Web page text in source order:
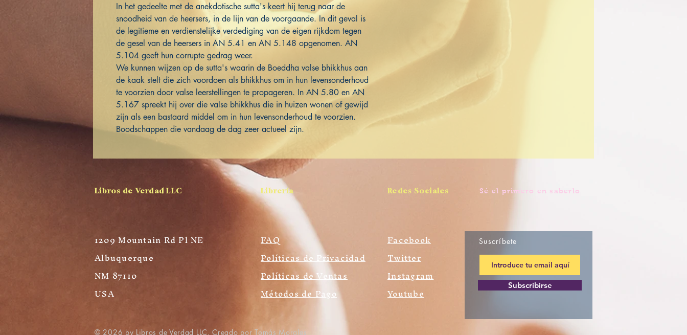
In het gedeelte met de anekdotische sutta's keert hij terug naar de
snoodheid van de heersers, in de lijn van de voorgaande. In dit geval is
de legitieme en verdienstelijke verdediging van de eigen rijkdom tegen
de gesel van de heersers in AN 5.41 en AN 5.148 opgenomen. AN
5.104 geeft hun corrupte gedrag weer.
We kunnen wijzen op de sutta's waarin de Boeddha valse bhikkhus aan
de kaak stelt die zich voordoen als bhikkhus om in hun levensonderhoud
te voorzien door valse leerstellingen te propageren. In AN 5.80 en AN
5.167 spreekt hij over die valse bhikkhus die in huizen wonen of gewijd
zijn als een bastaard middel om in hun levensonderhoud te voorzien.
Boodschappen die vandaag de dag zeer actueel zijn.
Libros de Verdad LLC Librería Redes Sociales Sé el primero en saberlo
1209 Mountain Rd Pl NE
Albuquerque
NM 87110
USA
FAQ
Políticas de Privacidad
Políticas de Ventas
Métodos de Pago
Facebook
Twitter
Instagram
Youtube
Suscríbete
Subscribirse
© 2026 by Libros de Verdad LLC. Creado por Tomás Morales